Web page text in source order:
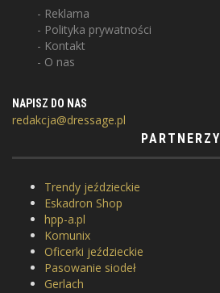
Reklama
Polityka prywatności
Kontakt
O nas
NAPISZ DO NAS
redakcja@dressage.pl
PARTNERZY
Trendy jeździeckie
Eskadron Shop
hpp-a.pl
Komunix
Oficerki jeździeckie
Pasowanie siodeł
Gerlach